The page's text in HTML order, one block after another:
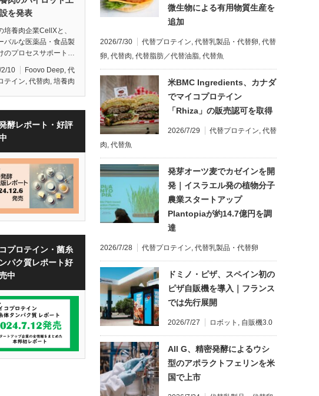
を発表
培養肉企業CellXと、
バルな医薬品・食品製
のプロセスサポート…
10 Foovo Deep 代
テイン 代替肉 培養肉
酵レポート・好評
プロテイン・菌糸
パク質レポート好
中
微生物による有用物質生産を
追加
2026/7/30 代替プロテイン 代替乳製品・代替卵 代替
卵 代替肉 代替脂肪／代替油脂 代替魚
米BMC Ingredients、カナダ
でマイコプロテイン
「Rhiza」の販売認可を取得
2026/7/29 代替プロテイン 代替
肉 代替魚
発芽オーツ麦でカゼインを開
発｜イスラエル発の植物分子
農業スタートアップ
Plantopiaが約14.7億円を調
達
2026/7/28 代替プロテイン 代替乳製品・代替卵
ドミノ・ピザ、スペイン初の
ピザ自販機を導入｜フランス
では先行展開
2026/7/27 ロボット 自販機3.0
All G、精密発酵によるウシ
型のアポラクトフェリンを米
国で上市